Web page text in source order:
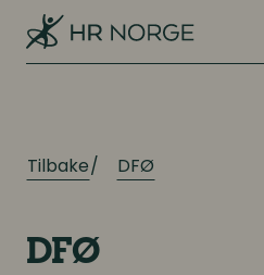
Arbeidsgiverforhold
Arbeidsmiljø og sykefravær
Lederutvikling
Lønnsoppgjøret og tariff
Tilbake DFØ
DFØ